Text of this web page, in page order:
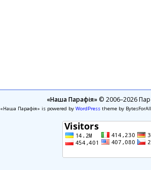
«Наша Парафія»© 2006–2026
«Наша Парафія» is powered by WordPresstheme by